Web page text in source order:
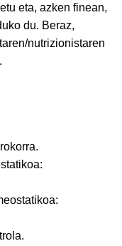
eta, azken finean,
du. Beraz,
nutrizionistaren